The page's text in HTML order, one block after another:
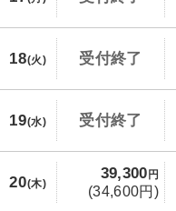
18(火) 受付終了
19(水) 受付終了
20(木)
39,300 円
(34,600円)